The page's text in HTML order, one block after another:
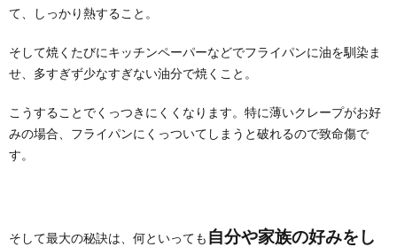
て、しっかり熱すること。
そして焼くたびにキッチンペーパーなどでフライパンに油を馴染ま
せ、多すぎず少なすぎない油分で焼くこと。
こうすることでくっつきにくくなります。特に薄いクレープがお好
みの場合、フライパンにくっついてしまうと破れるので致命傷で
す。
そして最大の秘訣は、何といっても 自分や家族の好みをし